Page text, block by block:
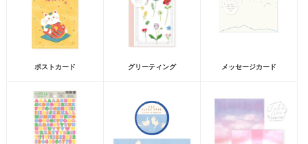
ポストカード グリーティング メッセージカード